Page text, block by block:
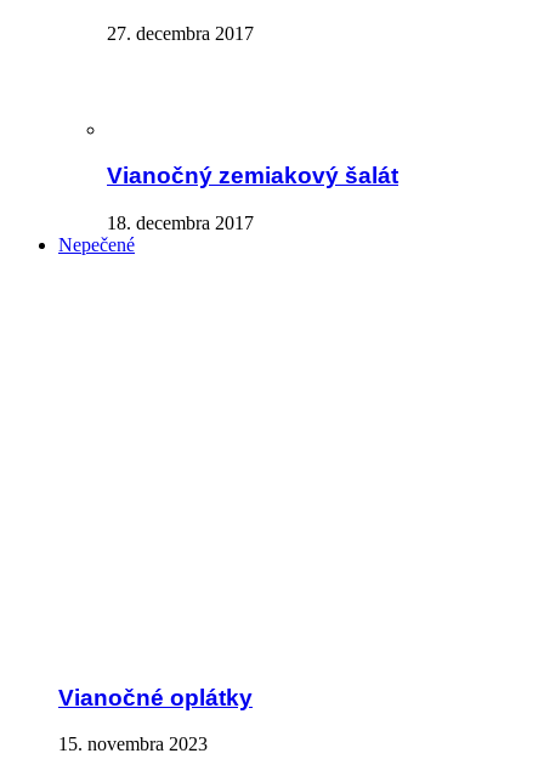
27. decembra 2017
Vianočný zemiakový šalát
18. decembra 2017
Nepečené
Vianočné oplátky
15. novembra 2023